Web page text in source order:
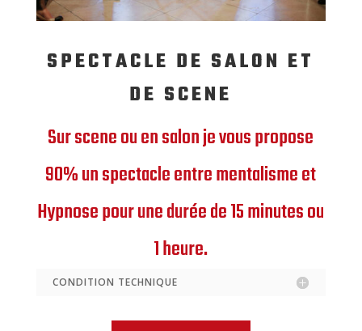
SPECTACLE DE SALON ET
DE SCENE
Sur scene ou en salon je vous propose
90% un spectacle entre mentalisme et
Hypnose pour une durée de 15 minutes ou
1 heure.
CONDITION TECHNIQUE